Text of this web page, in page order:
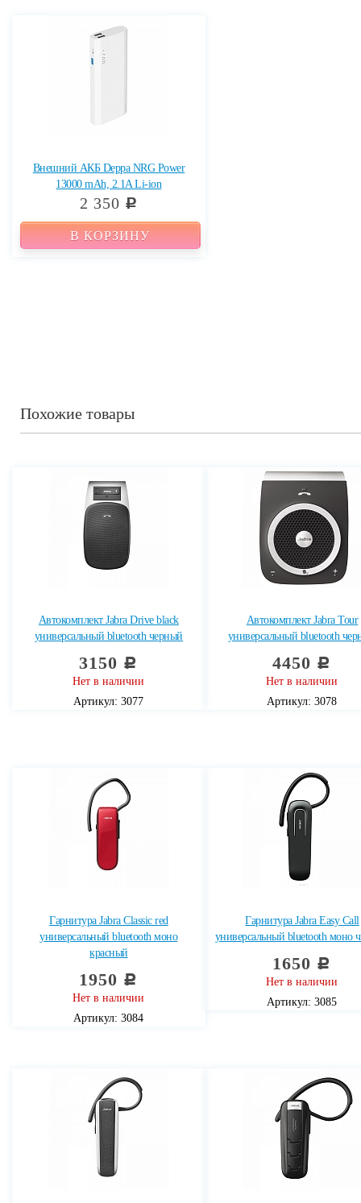
Внешний АКБ Deppa NRG Power
13000 mAh, 2.1A Li-ion
2 350 c
В КОРЗИНУ
Похожие товары
Автокомплект Jabra Drive black
универсальный bluetooth черный
3150 c
Нет в наличии
Артикул: 3077
Автокомплект Jabra Tour
универсальный bluetooth
4450 c
Нет в наличии
Артикул: 3078
Гарнитура Jabra Classic red
универсальный bluetooth моно
красный
1950 c
Нет в наличии
Артикул: 3084
Гарнитура Jabra Easy Call
универсальный bluetooth моно
1650 c
Нет в наличии
Артикул: 3085